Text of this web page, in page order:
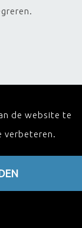
de website te
verbeteren.
hands-on